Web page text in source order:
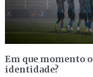
Em que momento
identidade?